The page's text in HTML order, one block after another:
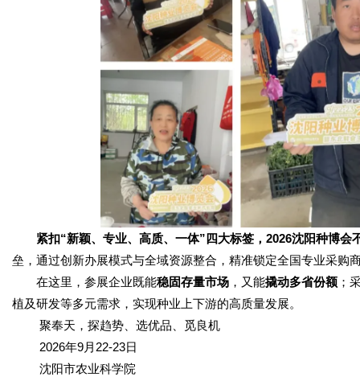
紧扣“新颖、专业、高质、一体”四大标签，2026沈阳种博会
垒，通过创新办展模式与全域资源整合，精准锁定全国专业采购
在这里，参展企业既能稳固存量市场 ，又能撬动多省份额 ；
植及研发等多元需求，实现种业上下游的高质量发展。
聚奉天，探趋势、选优品、觅良机
2026年9月22-23日
沈阳市农业科学院